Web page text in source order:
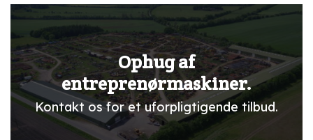
Ophug af
entreprenørmaskiner.
Kontakt os for et uforpligtigende tilbud.